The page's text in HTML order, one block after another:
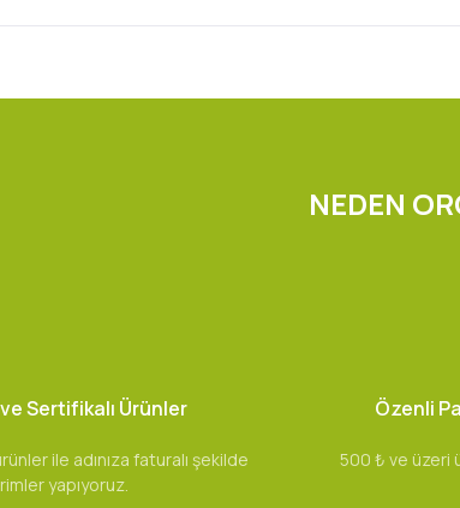
NEDEN
Sertifikalı Ürünler
ile adınıza faturalı şekilde
yapıyoruz.
Özenli
500 ₺ ve üzeri